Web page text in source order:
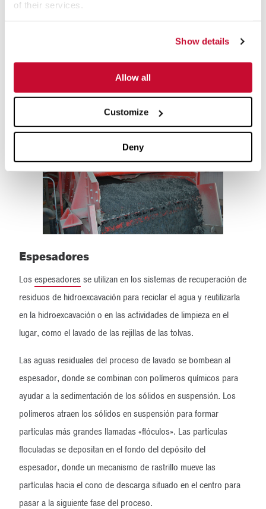
of their services.
Show details
Allow all
Customize
Deny
La producción de un producto sin goteo ofrece ventajas
adicionales en cuanto a la limpieza, como la reducción de la
cantidad de agua con lixiviación de los acopios. La zaranda
desaguadora también puede equiparse con una
pulpapara recircular los finos de vuelta al proceso.
Espesadores
Losespesadoresse utilizan en los sistemas de recuperación de
residuos de hidroexcavación para reciclar el agua y reutilizarla
en la hidroexcavación o en las actividades de limpieza en el
lugar, como el lavado de las rejillas de las tolvas.
Las aguas residuales del proceso de lavado se bombean al
espesador, donde se combinan con polímeros químicos para
ayudar a la sedimentación de los sólidos en suspensión. Los
polímeros atraen los sólidos en suspensión para formar
partículas más grandes llamadas «flóculos». Las partículas
floculadas se depositan en el fondo del depósito del
espesador, donde un mecanismo de rastrillo mueve las
partículas hacia el cono de descarga situado en el centro para
pasar a la siguiente fase del proceso.